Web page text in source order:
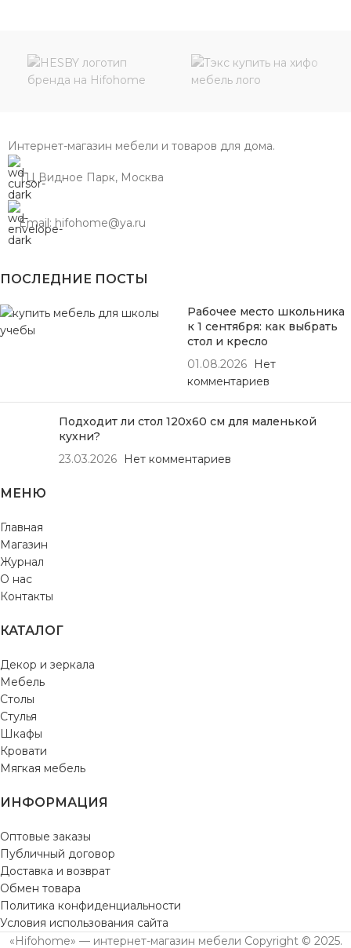
Интернет-магазин мебели и товаров для дома.
ТЦ Видное Парк, Москва
Email: hifohome@ya.ru
ПОСЛЕДНИЕ ПОСТЫ
Рабочее место школьника
к 1 сентября: как выбрать
стол и кресло
01.08.2026
Нет
комментариев
Подходит ли стол 120х60 см для маленькой
кухни?
23.03.2026
Нет комментариев
МЕНЮ
Главная
Магазин
Журнал
О нас
Контакты
КАТАЛОГ
Декор и зеркала
Мебель
Столы
Стулья
Шкафы
Кровати
Мягкая мебель
ИНФОРМАЦИЯ
Оптовые заказы
Публичный договор
Доставка и возврат
Обмен товара
Политика конфиденциальности
Условия использования сайта
«Hifohome» — интернет-магазин мебели Copyright © 2025.